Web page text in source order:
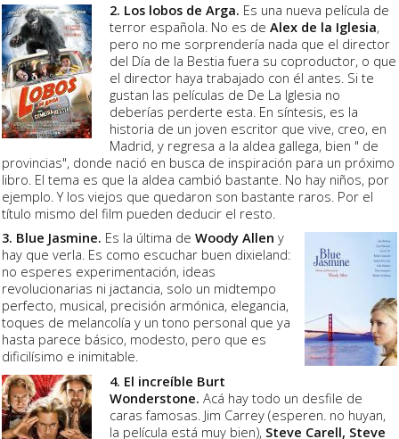
2. Los lobos de Arga. Es una nueva película de
terror española. No es deAlex de la Iglesia,
pero no me sorprendería nada que el director
del Día de la Bestia fuera su coproductor, o que
el director haya trabajado con él antes. Si te
gustan las películas de De La Iglesia no
deberías perderte esta. En síntesis, es la
historia de un joven escritor que vive, creo, en
Madrid, y regresa a la aldea gallega, bien " de
provincias", donde nació en busca de inspiración para un próximo
libro. El tema es que la aldea cambió bastante. No hay niños, por
ejemplo. Y los viejos que quedaron son bastante raros. Por el
título mismo del film pueden deducir el resto.
3. Blue Jasmine. Es la última de Woody Allen y
hay que verla. Es como escuchar buen dixieland:
no esperes experimentación, ideas
revolucionarias ni jactancia, solo un midtempo
perfecto, musical, precisión armónica, elegancia,
toques de melancolía y un tono personal que ya
hasta parece básico, modesto, pero que es
dificilísimo e inimitable.
4. El increíble Burt
Wonderstone. Acá hay todo un desfile de
caras famosas. Jim Carrey (esperen. no huyan,
la película está muy bien), Steve Carell, Steve